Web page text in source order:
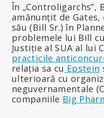
În „Controligarchs”,
amănunțit de
său (Bill Sr.) în
problemele lui Bill
Justiție al SUA al lui
practicile
relația sa cu Epstein
ulterioară cu
neguvernamentale
companiile Big